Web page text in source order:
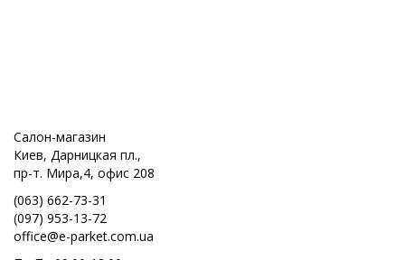
Салон-магазин
Киев, Дарницкая пл.,
пр-т. Мира,4, офис 208
(063) 662-73-31
(097) 953-13-72
office@e-parket.com.ua